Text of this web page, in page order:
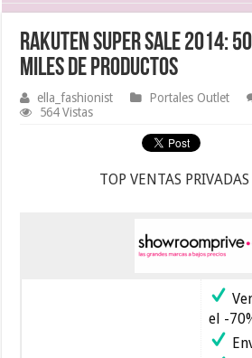
Rakuten Super Sale 2014:
miles de productos
ella_fashionist Portales Outlet
564 Vistas
TOP VENTAS
el -